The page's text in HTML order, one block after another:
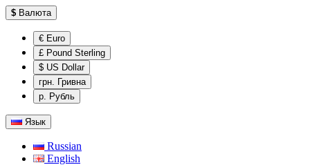
$ Валюта
€ Euro
£ Pound Sterling
$ US Dollar
грн. Гривна
р. Рубль
Язык
Russian
English